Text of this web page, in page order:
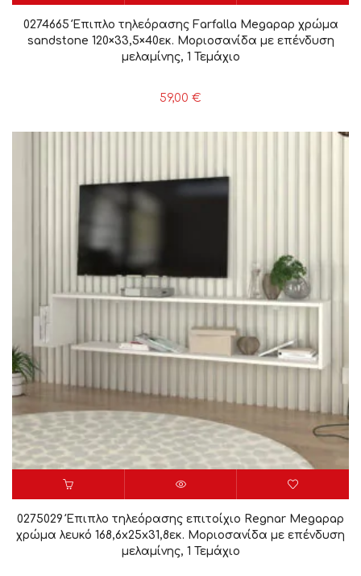
0274665 Έπιπλο τηλεόρασης Farfalla Megapap χρώμα
sandstone 120×33,5×40εκ. Μοριοσανίδα με επένδυση
μελαμίνης, 1 Τεμάχιο
59,00 €
0275029 Έπιπλο τηλεόρασης επιτοίχιο Regnar Megapap
χρώμα λευκό 168,6x25x31,8εκ. Μοριοσανίδα με επένδυση
μελαμίνης, 1 Τεμάχιο